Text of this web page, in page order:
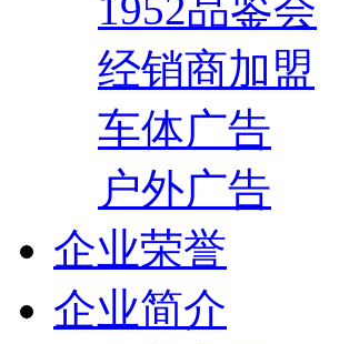
经销商加盟
车体广告
户外广告
企业荣誉
企业简介